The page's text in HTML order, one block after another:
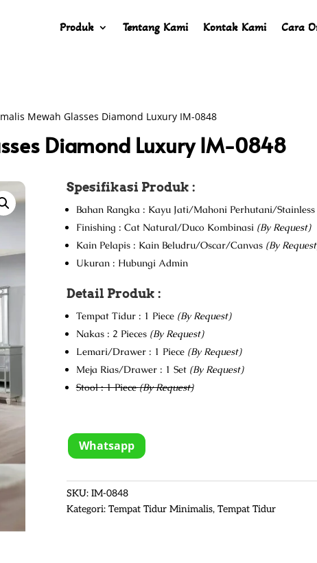
Produk Tentang Kami Kontak Kami Cara
Mewah Glasses Diamond Luxury IM-0848
Diamond Luxury IM-0848
Spesifikasi Produk :
Bahan Rangka : Kayu Jati/Mahoni Perhutani/Stainless
Finishing : Cat Natural/Duco Kombinasi (By Request)
Kain Pelapis : Kain Beludru/Oscar/Canvas (By
Ukuran : Hubungi Admin
Detail Produk :
Tempat Tidur : 1 Piece (By Request)
Nakas : 2 Pieces (By Request)
Lemari/Drawer : 1 Piece (By Request)
Meja Rias/Drawer : 1 Set (By Request)
Stool : 1 Piece(By Request)
Whatsapp
SKU: IM-0848
Kategori: Tempat Tidur Minimalis, Tempat Tidur